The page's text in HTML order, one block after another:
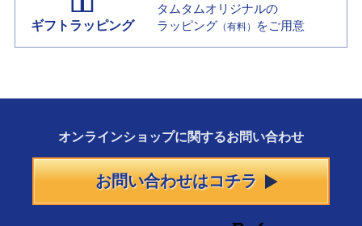
ギフトラッピング
タムタムオリジナルの
ラッピング （有料） をご用意
オンラインショップに関するお問い合わせ
お問い合わせはコチラ